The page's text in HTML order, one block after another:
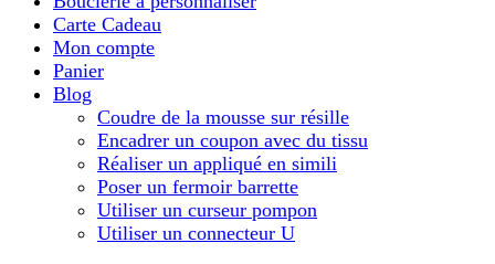
Carte Cadeau
Mon compte
Panier
Blog
Coudre de la mousse sur résille
Encadrer un coupon avec du tissu
Réaliser un appliqué en simili
Poser un fermoir barrette
Utiliser un curseur pompon
Utiliser un connecteur U